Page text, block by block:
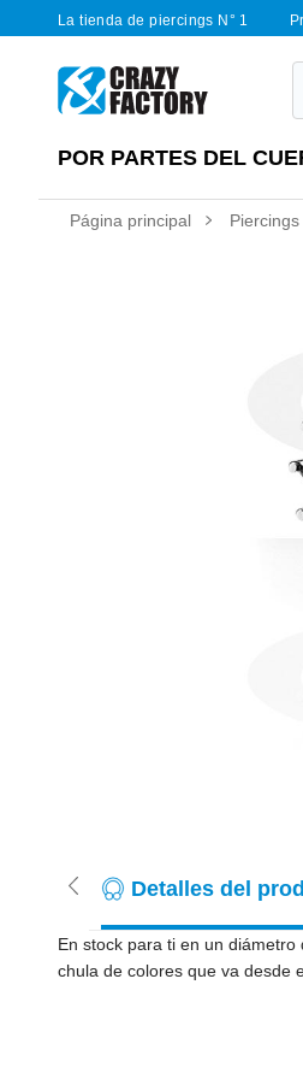
La tienda de piercings N° 1
POR PARTES DEL
Página principal
Detalles del
En stock para ti en un
chula de colores que va desde